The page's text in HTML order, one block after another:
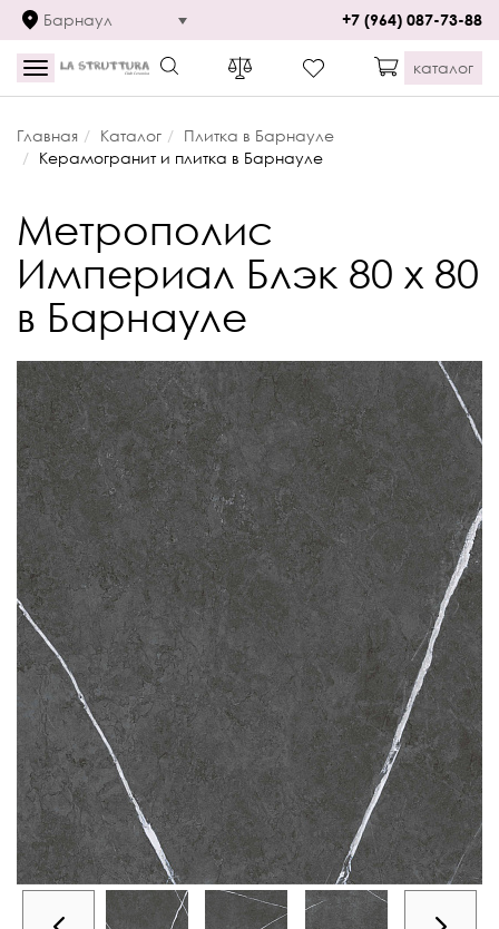
Барнаул +7 (964) 087-73-88
Toggle
navigation
каталог
Главная Каталог
Плитка в Барнауле
Керамогранит и плитка в Барнауле
Метрополис
Империал Блэк 80 x 80
в Барнауле